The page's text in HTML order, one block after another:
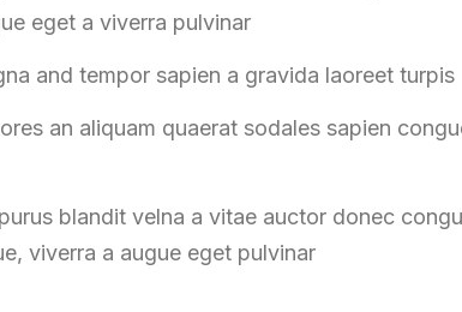
eget a viverra pulvinar
and tempor sapien a gravida laoreet turpis
an aliquam quaerat sodales sapien
blandit velna a vitae auctor donec
viverra a augue eget pulvinar